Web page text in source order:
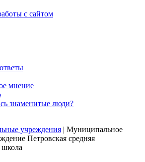
с сайтом
мнение
знаменитые люди?
учреждения | Муниципальное
Петровская средняя
школа